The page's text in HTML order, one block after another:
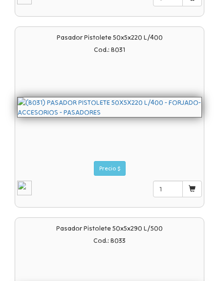
Pasador Pistolete 50x5x220 L/400
Cod.: B031
Precio $
Pasador Pistolete 50x5x290 L/500
Cod.: B033